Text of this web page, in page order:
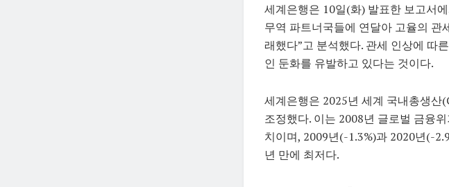
세계은행은 10일(화) 발표한 보고서
무역 파트너국들에 연달아 고율의 관
래했다”고 분석했다. 관세 인상에 따
인 둔화를 유발하고 있다는 것이다.
세계은행은 2025년 세계 국내총생산
조정했다. 이는 2008년 글로벌 금융
치이며, 2009년(-1.3%)과 2020년(-
년 만에 최저다.